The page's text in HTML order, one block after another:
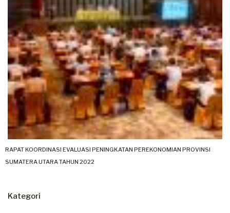
RAPAT KOORDINASI EVALUASI PENINGKATAN PEREKONOMIAN PROVINSI
SUMATERA UTARA TAHUN 2022
Kategori